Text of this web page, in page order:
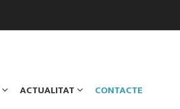
ACTUALITAT CONTACTE